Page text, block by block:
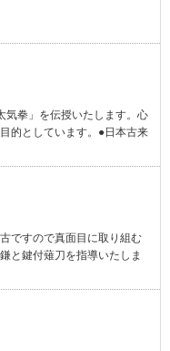
気拳」を伝授いたします。心
的としています。●日本古来
ですので真面目に取り組む
と鍵付薙刀を指導いたしま